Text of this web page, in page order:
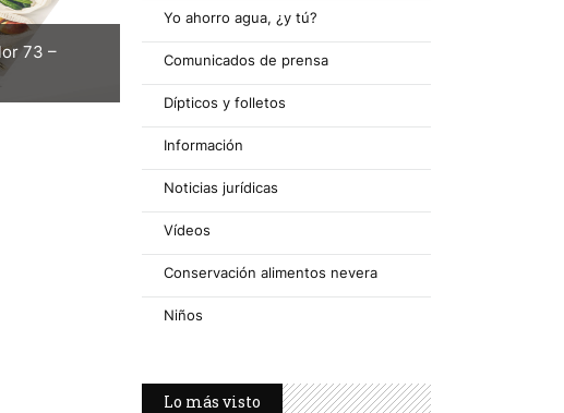
73 –
Yo ahorro agua, ¿y tú?
Comunicados de prensa
Dípticos y folletos
Información
Noticias jurídicas
Vídeos
Conservación alimentos nevera
Niños
Lo más visto